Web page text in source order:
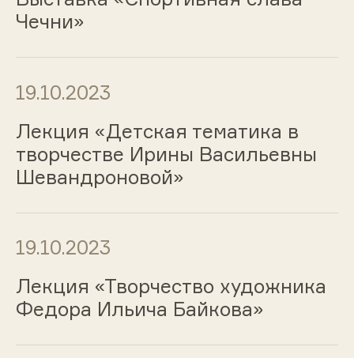
Чечни»
19.10.2023
Лекция «Детская тематика в
творчестве Ирины Васильевны
Шевандроновой»
19.10.2023
Лекция «Творчество художника
Федора Ильича Байкова»